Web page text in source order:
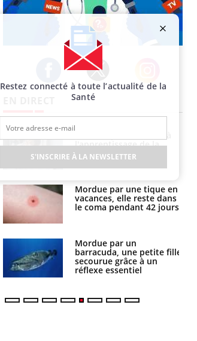
Facebook Twitter Instagram
l'apprentissage de la
lecture ?
Mordue par une tique en
vacances, elle reste dans
le coma pendant 42 jours
Mordue par un
barracuda, une petite fille
secourue grâce à un
réflexe essentiel
quelle est l’origine de la
contamination ?
Allergies alimentaires :
une nouvelle arme contre
les réactions sévères
Comment gérer le
sommeil des enfants en
vacances ?
Restez connecté à toute l’actualité de la
Santé
S'INSCRIRE À LA NEWSLETTER